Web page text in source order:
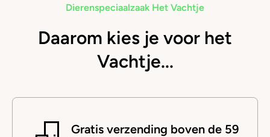
Dierenspeciaalzaak Het Vachtje
Daarom kies je voor het
Vachtje...
Gratis verzending boven de 59